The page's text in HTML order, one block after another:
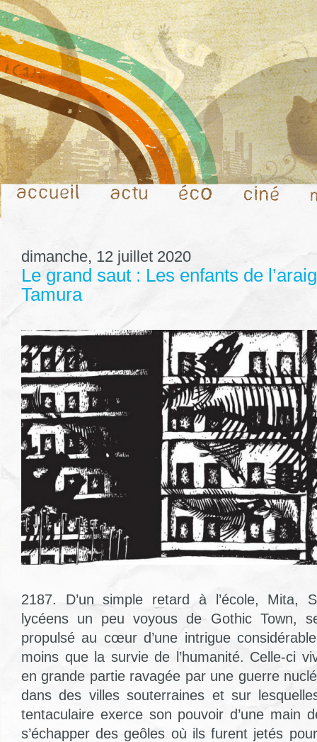
dimanche, 12 juillet 2020
Le grand saut : Les enfants de
Tamura
2187. D’un simple retard à l’école, Mita,
lycéens un peu voyous de Gothic Town,
propulsé au cœur d’une intrigue
moins que la survie de l’humanité. Celle-ci
en grande partie ravagée par une guerre
dans des villes souterraines et sur
tentaculaire exerce son pouvoir d’une main
s’échapper des geôles où ils furent jetés